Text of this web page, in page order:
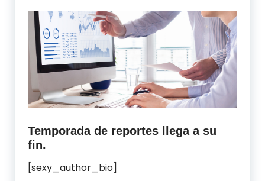
Temporada de reportes llega a su
fin.
[sexy_author_bio]